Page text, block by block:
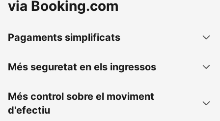
via Booking.com
Pagaments simplificats
Més seguretat en els ingressos
Més control sobre el moviment
d'efectiu